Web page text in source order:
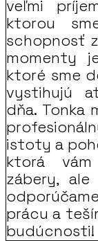
veľmi
ktorou
schopnosť
momenty
ktoré sme
vystihujú
dňa. Tonka
istoty a
ktorá
zábery,
prácu a
budúcnosti!